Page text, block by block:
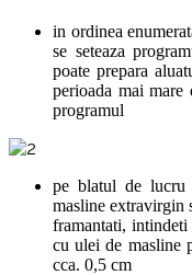
in ordinea
se seteaza
poate prepara
perioada mai mare
programul
pe blatul de
masline extravirgin
framantati,
cu ulei de masline
cca. 0,5 cm